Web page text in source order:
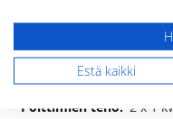
Lisätietoja
Lisätietojalxsxk 100 x 60 x
2 x 1
Estä kaikki